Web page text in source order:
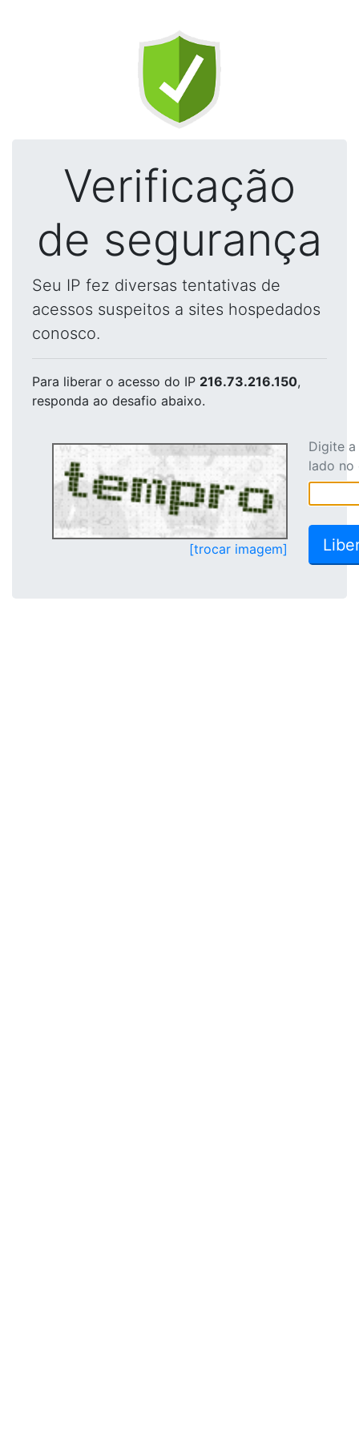
Verificação
de segurança
Seu IP fez diversas tentativas de
acessos suspeitos a sites hospedados
conosco.
Para liberar o acesso do IP 216.73.216.150,
responda ao desafio abaixo.
[trocar imagem]
Digite
lado no